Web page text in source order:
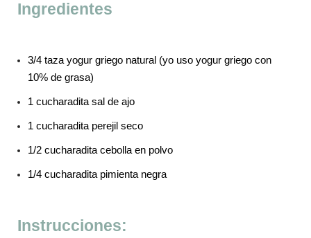
Ingredientes
3/4 taza yogur griego natural (yo uso yogur griego con
10% de grasa)
1 cucharadita sal de ajo
1 cucharadita perejil seco
1/2 cucharadita cebolla en polvo
1/4 cucharadita pimienta negra
Instrucciones: